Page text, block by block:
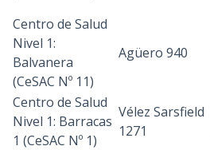
Centro de Salud
Nivel 1:
Balvanera
(CeSAC Nº 11)
Agüero 940
Centro de Salud
Nivel 1: Barracas
1 (CeSAC Nº 1)
Vélez Sarsfield
1271